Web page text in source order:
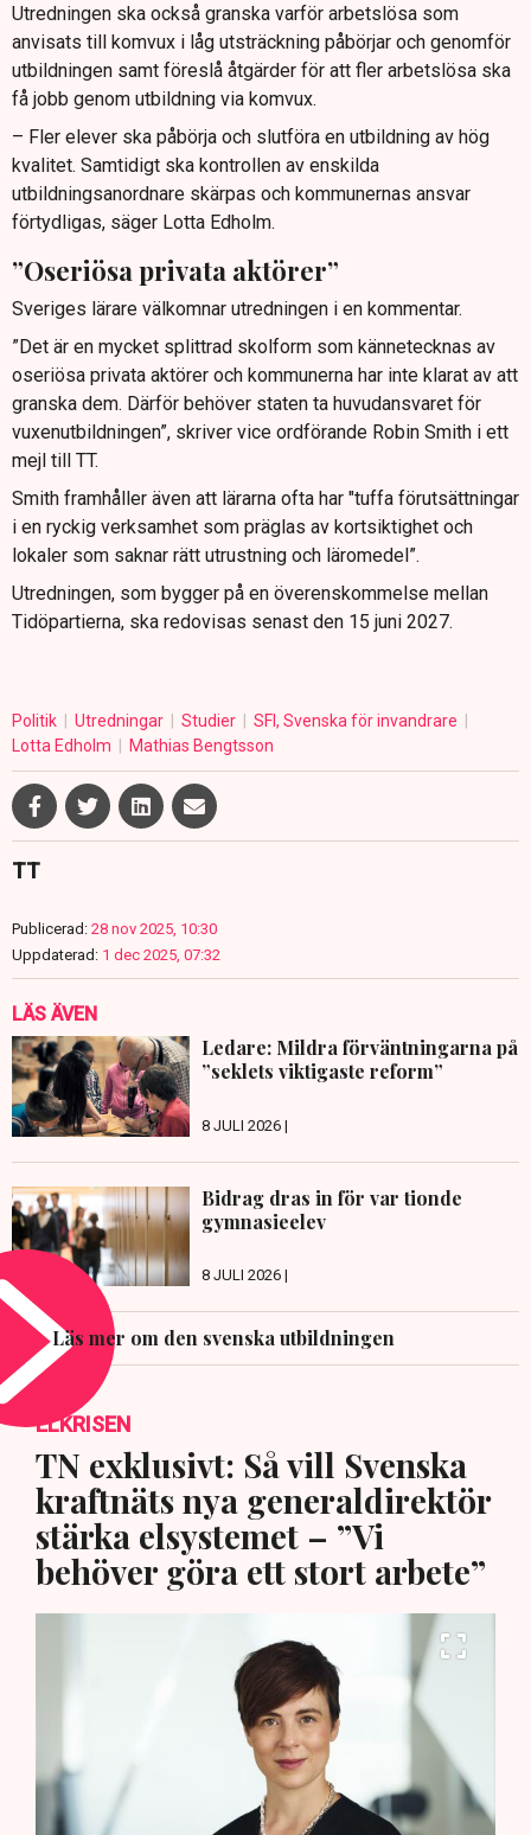
Utredningen ska också granska varför arbetslösa som
anvisats till komvux i låg utsträckning påbörjar och genomför
utbildningen samt föreslå åtgärder för att fler arbetslösa ska
få jobb genom utbildning via komvux.
– Fler elever ska påbörja och slutföra en utbildning av hög
kvalitet. Samtidigt ska kontrollen av enskilda
utbildningsanordnare skärpas och kommunernas ansvar
förtydligas, säger Lotta Edholm.
”Oseriösa privata aktörer”
Sveriges lärare välkomnar utredningen i en kommentar.
”Det är en mycket splittrad skolform som kännetecknas av
oseriösa privata aktörer och kommunerna har inte klarat av att
granska dem. Därför behöver staten ta huvudansvaret för
vuxenutbildningen”, skriver vice ordförande Robin Smith i ett
mejl till TT.
Smith framhåller även att lärarna ofta har "tuffa förutsättningar
i en ryckig verksamhet som präglas av kortsiktighet och
lokaler som saknar rätt utrustning och läromedel”.
Utredningen, som bygger på en överenskommelse mellan
Tidöpartierna, ska redovisas senast den 15 juni 2027.
Politik Utredningar Studier
SFI, Svenska för invandrare
Lotta Edholm
Mathias Bengtsson
TT
Publicerad: 28 nov 2025, 10:30
Uppdaterad: 1 dec 2025, 07:32
LÄS ÄVEN
Ledare: Mildra förväntningarna på
”seklets viktigaste reform”
8 JULI 2026 |
Bidrag dras in för var tionde
gymnasieelev
8 JULI 2026 |
Läs mer om den svenska utbildningen
ELKRISEN
TN exklusivt: Så vill Svenska
kraftnäts nya generaldirektör
stärka elsystemet – ”Vi
behöver göra ett stort arbete”